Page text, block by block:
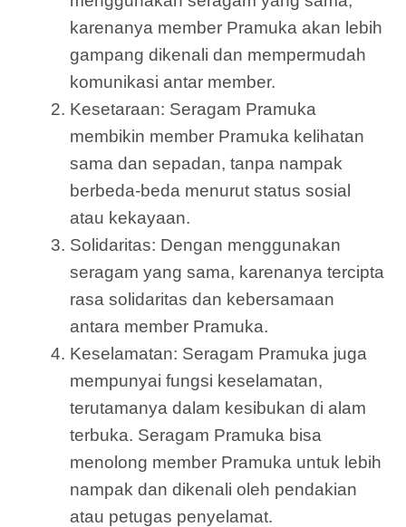
karenanya member Pramuka akan lebih
gampang dikenali dan mempermudah
komunikasi antar member.
Kesetaraan: Seragam Pramuka
membikin member Pramuka kelihatan
sama dan sepadan, tanpa nampak
berbeda-beda menurut status sosial
atau kekayaan.
Solidaritas: Dengan menggunakan
seragam yang sama, karenanya tercipta
rasa solidaritas dan kebersamaan
antara member Pramuka.
Keselamatan: Seragam Pramuka juga
mempunyai fungsi keselamatan,
terutamanya dalam kesibukan di alam
terbuka. Seragam Pramuka bisa
menolong member Pramuka untuk lebih
nampak dan dikenali oleh pendakian
atau petugas penyelamat.